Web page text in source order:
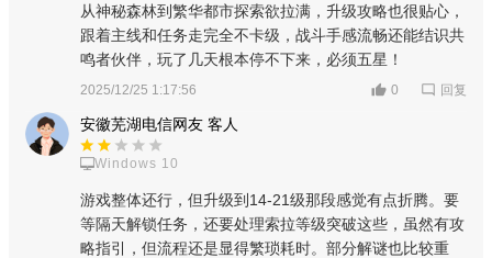
从神秘森林到繁华都市探索欲拉满，升级攻略也很贴心，
跟着主线和任务走完全不卡级，战斗手感流畅还能结识共
鸣者伙伴，玩了几天根本停不下来，必须五星！
2025/12/25 1:17:56 0 回复
安徽芜湖电信网友 客人
Windows 10
游戏整体还行，但升级到14-21级那段感觉有点折腾。要
等隔天解锁任务，还要处理索拉等级突破这些，虽然有攻
略指引，但流程还是显得繁琐耗时。部分解谜也比较重